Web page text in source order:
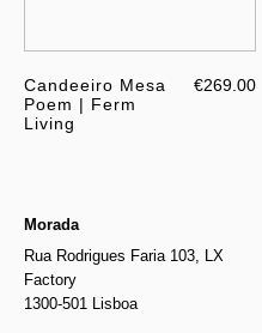
Candeeiro Mesa
Poem | Ferm
Living
€269.00
Morada
Rua Rodrigues Faria 103, LX
Factory
1300-501 Lisboa